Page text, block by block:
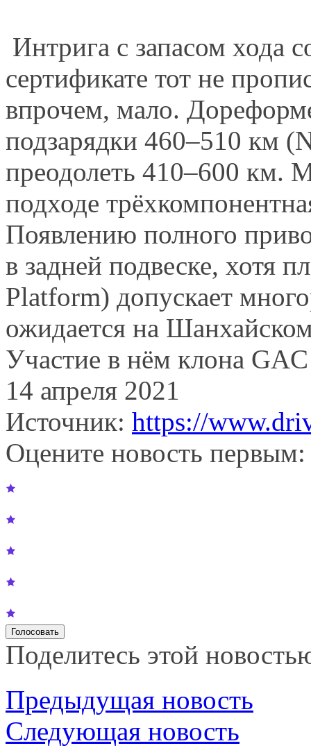
Интрига с запасом хода
сертификате тот не
впрочем, мало.
подзарядки 460–510 км
преодолеть 410–600
подходе
Появлению полного
в задней подвеске, хотя
Platform) допускает
ожидается на
Участие в нём клона
14 апреля 2021
Источник: https://
Оцените новость первым:
Поделитесь этой
Предыдущая новость
Следующая новость